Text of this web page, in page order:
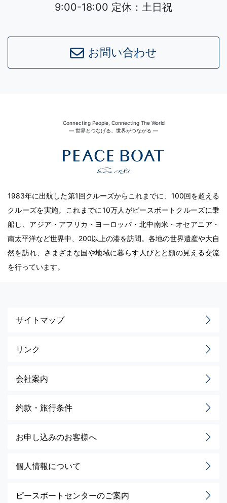
9:00-18:00 定休：土日祝
お問い合わせ
Connecting People, Connecting The World
― 世界とつなげる、世界がつながる ―
1983年に出航した第1回クルーズからこれまでに、100回を超える
クルーズを実施。これまでに10万人がピースボートクルーズに乗
船し、アジア・アフリカ・ヨーロッパ・北中南米・オセアニア・
南太平洋など世界中、200以上の港を訪問。各地の世界遺産や大自
然を訪れ、さまざまな国や地域に暮らす人びとと顔の見える交流
を行っています。
サイトマップ
リンク
会社案内
約款・旅行条件
お申し込みのお客様へ
個人情報について
ピースボートセンターのご案内